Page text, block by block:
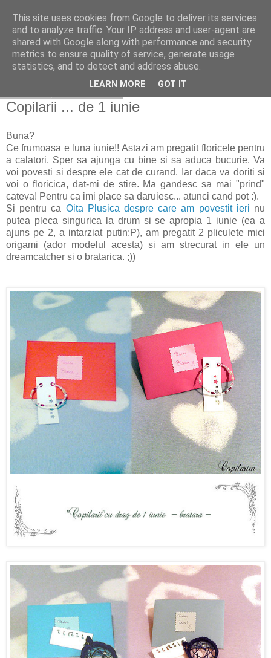
Copilarim
Copilarii ... de 1 iunie
Buna?
Ce frumoasa e luna iunie!! Astazi am pregatit floricele pentru
a calatori. Sper sa ajunga cu bine si sa aduca bucurie. Va
voi povesti si despre ele cat de curand. Iar daca va doriti si
voi o floricica, dat-mi de stire. Ma gandesc sa mai "prind"
cateva! Pentru ca imi place sa daruiesc... atunci cand pot :).
Si pentru ca Oita Plusica despre care am povestit ieri nu
putea pleca singurica la drum si se apropia 1 iunie (ea a
ajuns pe 2, a intarziat putin:P), am pregatit 2 pliculete mici
origami (ador modelul acesta) si am strecurat in ele un
dreamcatcher si o bratarica. ;))
This site uses cookies from Google to deliver its services
and to analyze traffic. Your IP address and user-agent are
shared with Google along with performance and security
metrics to ensure quality of service, generate usage
statistics, and to detect and address abuse.
LEARN MORE GOT IT